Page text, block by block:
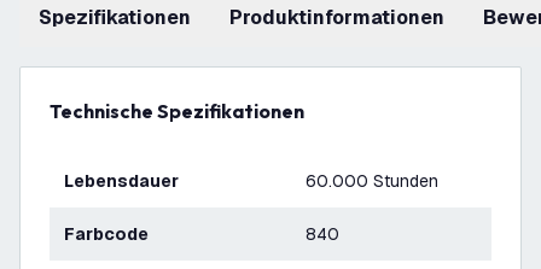
Spezifikationen Produktinformationen
Technische Spezifikationen
Lebensdauer 60.000 Stunden
Farbcode 840